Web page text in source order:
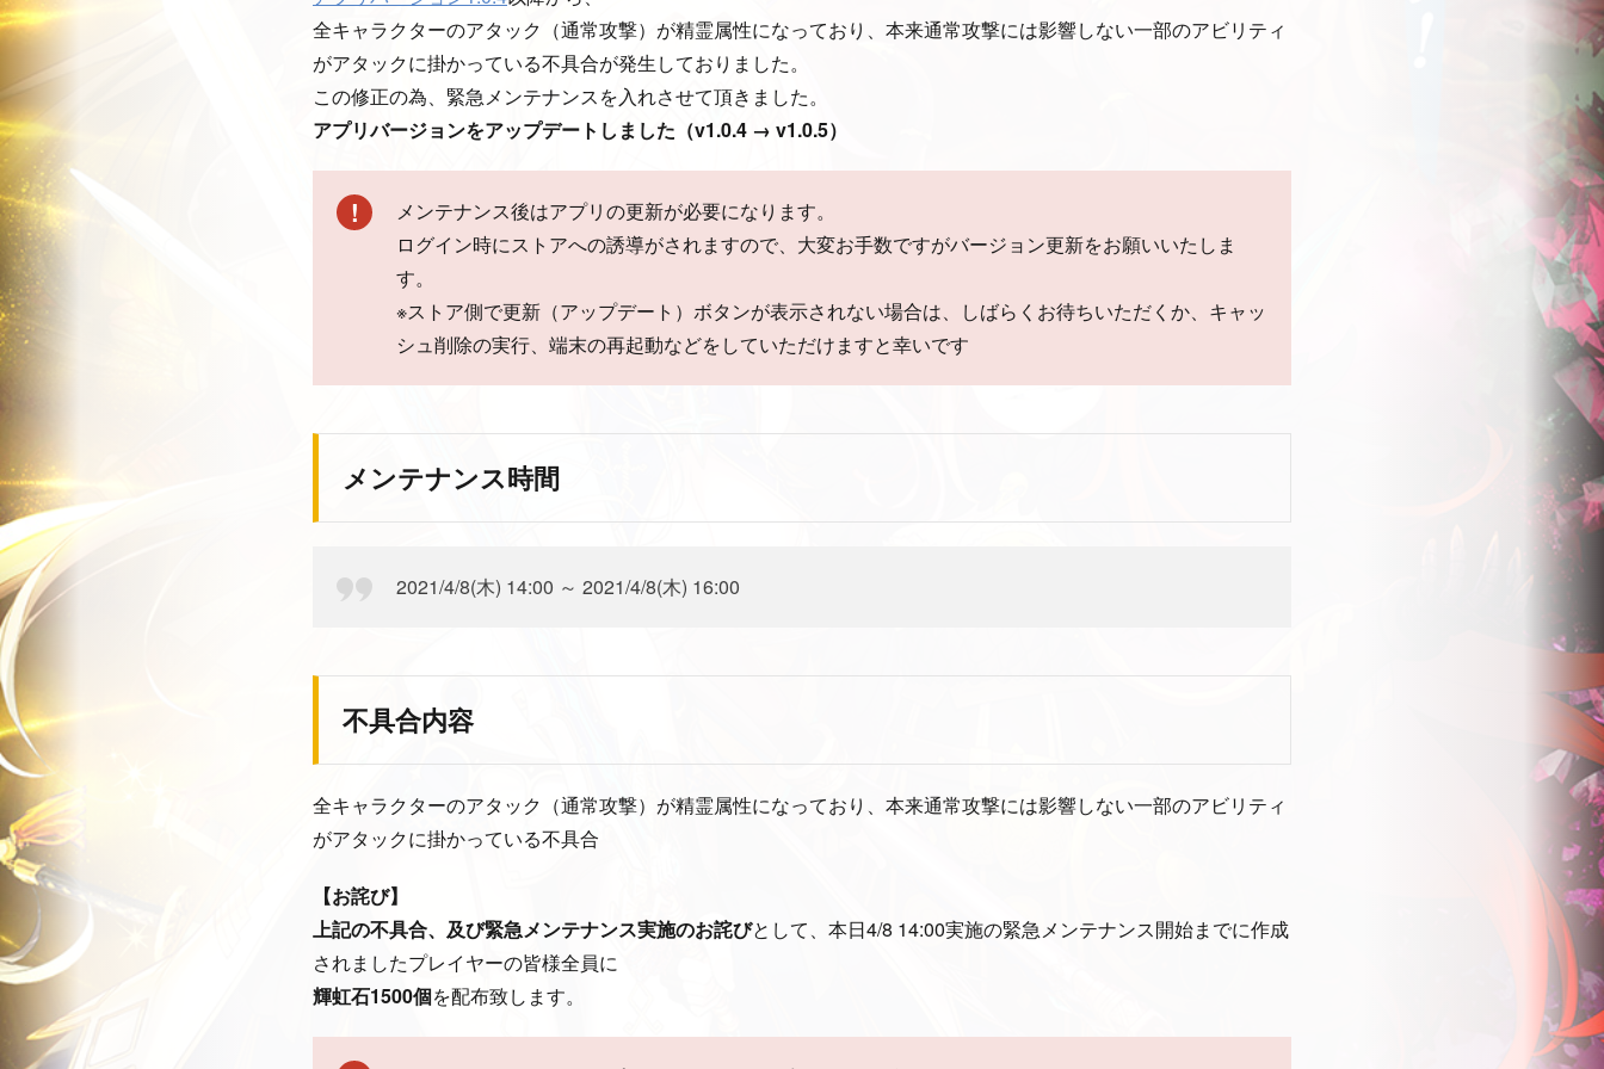
全キャラクターのアタック（通常攻撃）が精霊属性になっており、本来通常攻撃には影響しない一部のアビリティ
がアタックに掛かっている不具合が発生しておりました。
この修正の為、緊急メンテナンスを入れさせて頂きました。
アプリバージョンをアップデートしました（v1.0.4 → v1.0.5）
メンテナンス後はアプリの更新が必要になります。
ログイン時にストアへの誘導がされますので、大変お手数ですがバージョン更新をお願いいたしま
す。
※ストア側で更新（アップデート）ボタンが表示されない場合は、しばらくお待ちいただくか、キャッ
シュ削除の実行、端末の再起動などをしていただけますと幸いです
メンテナンス時間
2021/4/8(木) 14:00 ～ 2021/4/8(木) 16:00
不具合内容
全キャラクターのアタック（通常攻撃）が精霊属性になっており、本来通常攻撃には影響しない一部のアビリティ
がアタックに掛かっている不具合
【お詫び】
上記の不具合、及び緊急メンテナンス実施のお詫びとして、本日4/8 14:00実施の緊急メンテナンス開始までに作成
されましたプレイヤーの皆様全員に
輝虹石1500個を配布致します。